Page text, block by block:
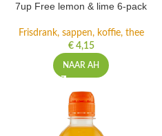
7up Free lemon & lime 6-pack
Frisdrank, sappen, koffie, thee
€4,15
NAAR AH